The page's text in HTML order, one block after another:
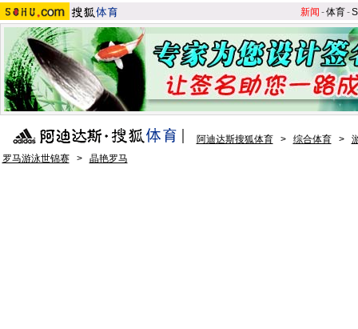
新闻 -体育-S
阿迪达斯搜狐体育 > 综合体育 >
罗马游泳世锦赛
> 晶艳罗马